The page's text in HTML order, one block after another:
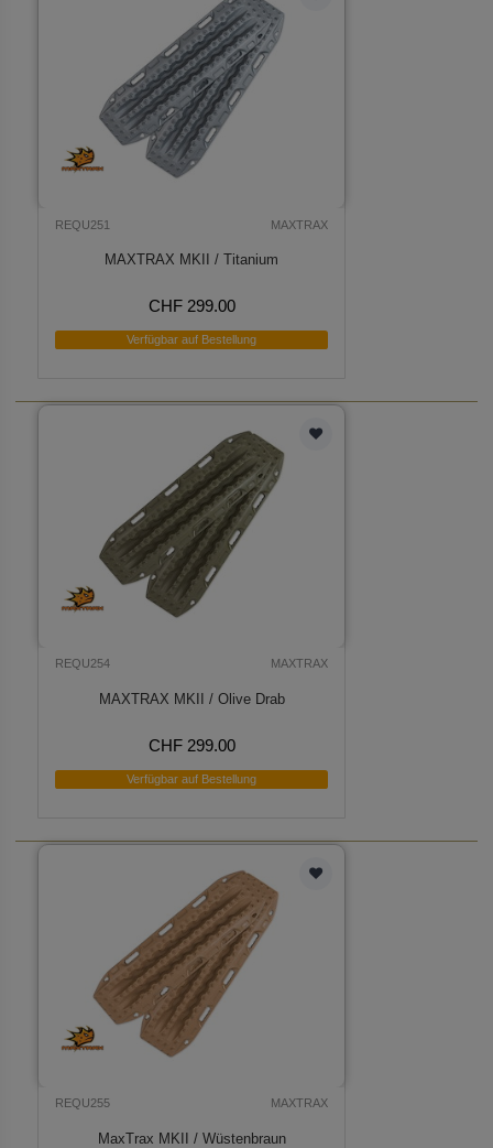
REQU251 MAXTRAX
MAXTRAX MKII / Titanium
CHF 299.00
Verfügbar auf Bestellung
REQU254 MAXTRAX
MAXTRAX MKII / Olive Drab
CHF 299.00
Verfügbar auf Bestellung
REQU255 MAXTRAX
MaxTrax MKII / Wüstenbraun